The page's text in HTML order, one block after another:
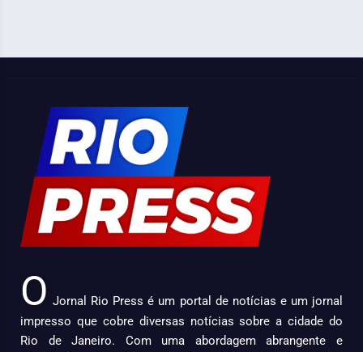
O Jornal Rio Press é um portal de notícias e um jornal
impresso que cobre diversas notícias sobre a cidade do
Rio de Janeiro. Com uma abordagem abrangente e